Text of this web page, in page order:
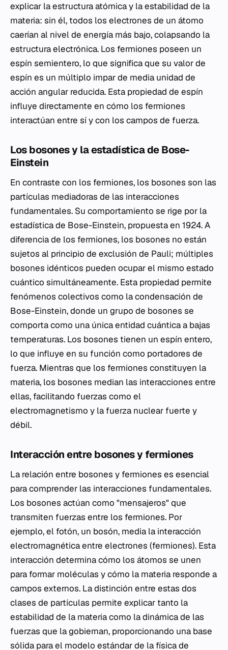
explicar la estructura atómica y la estabilidad de la
materia: sin él, todos los electrones de un átomo
caerían al nivel de energía más bajo, colapsando la
estructura electrónica. Los fermiones poseen un
espín semientero, lo que significa que su valor de
espín es un múltiplo impar de media unidad de
acción angular reducida. Esta propiedad de espín
influye directamente en cómo los fermiones
interactúan entre sí y con los campos de fuerza.
Los bosones y la estadística de Bose-
Einstein
En contraste con los fermiones, los bosones son las
partículas mediadoras de las interacciones
fundamentales. Su comportamiento se rige por la
estadística de Bose-Einstein, propuesta en 1924. A
diferencia de los fermiones, los bosones no están
sujetos al principio de exclusión de Pauli; múltiples
bosones idénticos pueden ocupar el mismo estado
cuántico simultáneamente. Esta propiedad permite
fenómenos colectivos como la condensación de
Bose-Einstein, donde un grupo de bosones se
comporta como una única entidad cuántica a bajas
temperaturas. Los bosones tienen un espín entero,
lo que influye en su función como portadores de
fuerza. Mientras que los fermiones constituyen la
materia, los bosones median las interacciones entre
ellas, facilitando fuerzas como el
electromagnetismo y la fuerza nuclear fuerte y
débil.
Interacción entre bosones y fermiones
La relación entre bosones y fermiones es esencial
para comprender las interacciones fundamentales.
Los bosones actúan como "mensajeros" que
transmiten fuerzas entre los fermiones. Por
ejemplo, el fotón, un bosón, media la interacción
electromagnética entre electrones (fermiones). Esta
interacción determina cómo los átomos se unen
para formar moléculas y cómo la materia responde a
campos externos. La distinción entre estas dos
clases de partículas permite explicar tanto la
estabilidad de la materia como la dinámica de las
fuerzas que la gobiernan, proporcionando una base
sólida para el modelo estándar de la física de